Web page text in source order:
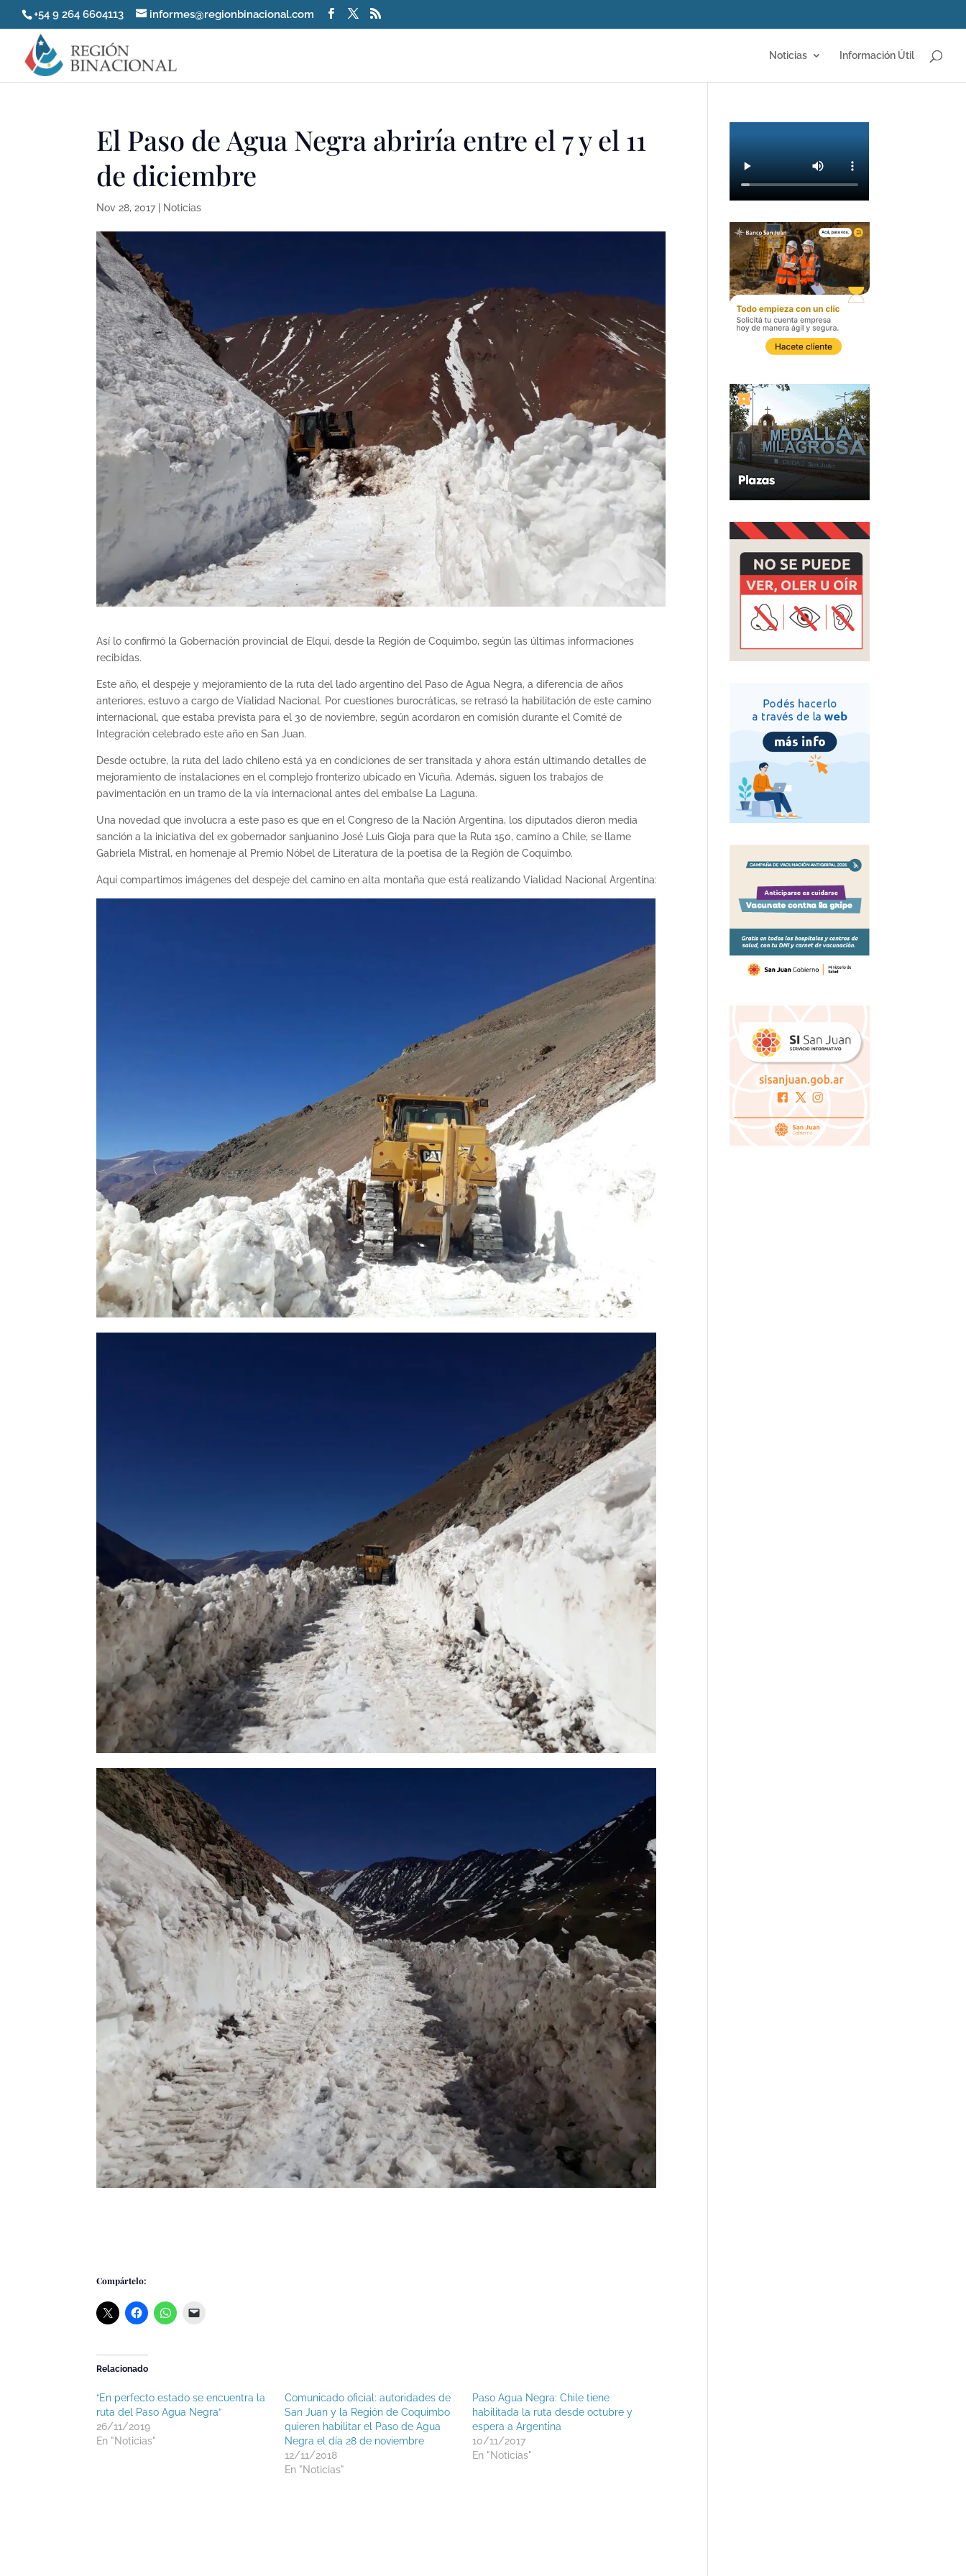
+54 9 264 6604113 informes@regionbinacional.com
Noticias Información Útil
El Paso de Agua Negra abriría entre el 7 y el 11
de diciembre
Nov 28, 2017| Noticias
Así lo confirmó la Gobernación provincial de Elqui, desde la Región de Coquimbo, según las últimas informaciones
recibidas.
Este año, el despeje y mejoramiento de la ruta del lado argentino del Paso de Agua Negra, a diferencia de años
anteriores, estuvo a cargo de Vialidad Nacional. Por cuestiones burocráticas, se retrasó la habilitación de este camino
internacional, que estaba prevista para el 30 de noviembre, según acordaron en comisión durante el Comité de
Integración celebrado este año en San Juan.
Desde octubre, la ruta del lado chileno está ya en condiciones de ser transitada y ahora están ultimando detalles de
mejoramiento de instalaciones en el complejo fronterizo ubicado en Vicuña. Además, siguen los trabajos de
pavimentación en un tramo de la vía internacional antes del embalse La Laguna.
Una novedad que involucra a este paso es que en el Congreso de la Nación Argentina, los diputados dieron media
sanción a la iniciativa del ex gobernador sanjuanino José Luis Gioja para que la Ruta 150, camino a Chile, se llame
Gabriela Mistral, en homenaje al Premio Nóbel de Literatura de la poetisa de la Región de Coquimbo.
Aquí compartimos imágenes del despeje del camino en alta montaña que está realizando Vialidad Nacional Argentina:
Compártelo:
Relacionado
“En perfecto estado se encuentra la
ruta del Paso Agua Negra”
26/11/2019
En "Noticias"
Comunicado oficial: autoridades de
San Juan y la Región de Coquimbo
quieren habilitar el Paso de Agua
Negra el día 28 de noviembre
12/11/2018
En "Noticias"
Paso Agua Negra: Chile tiene
habilitada la ruta desde octubre y
espera a Argentina
10/11/2017
En "Noticias"